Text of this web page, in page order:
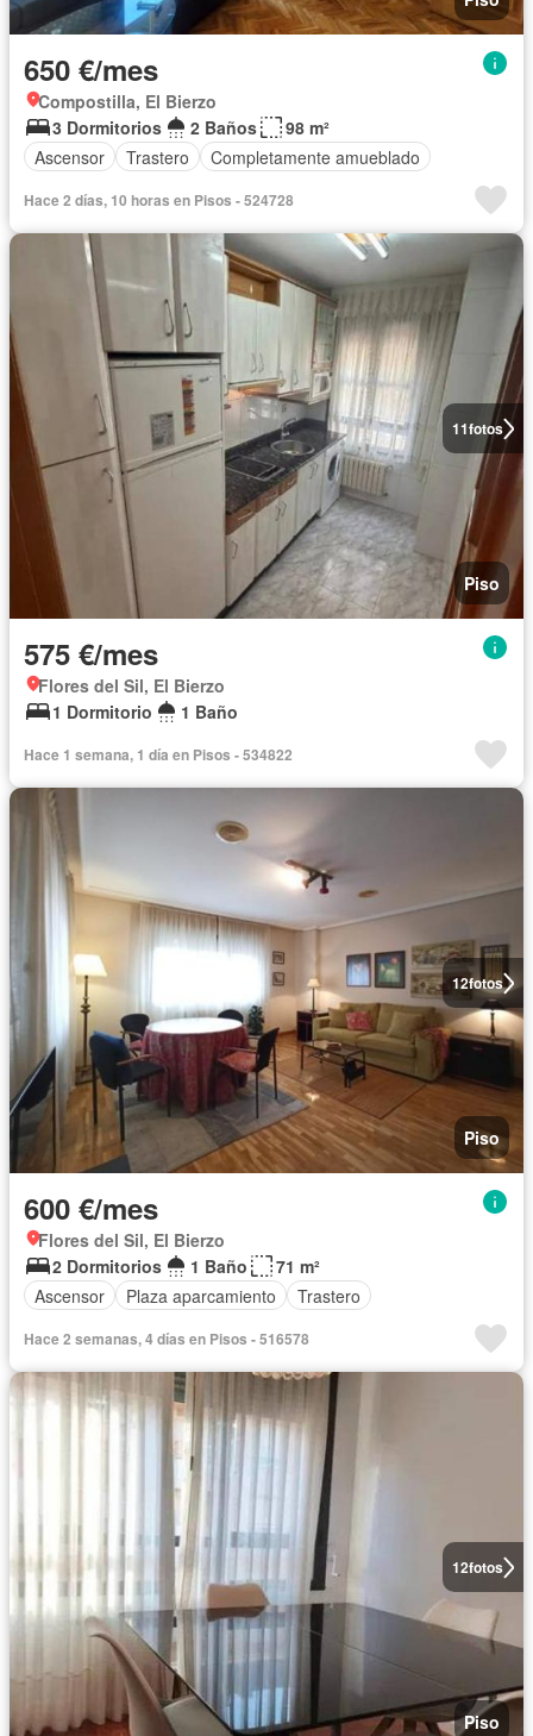
650 €/mes
Compostilla, El Bierzo
3 Dormitorios
2 Baños
98 m²
Ascensor
Trastero Completamente amueblado
Hace 2 días, 10 horas en Pisos - 524728
11fotos
Piso
575 €/mes
Flores del Sil, El Bierzo
1 Dormitorio
1 Baño
Hace 1 semana, 1 día en Pisos - 534822
12fotos
Piso
600 €/mes
Flores del Sil, El Bierzo
2 Dormitorios
1 Baño
71 m²
Ascensor
Plaza aparcamiento Trastero
Hace 2 semanas, 4 días en Pisos - 516578
12fotos
Piso